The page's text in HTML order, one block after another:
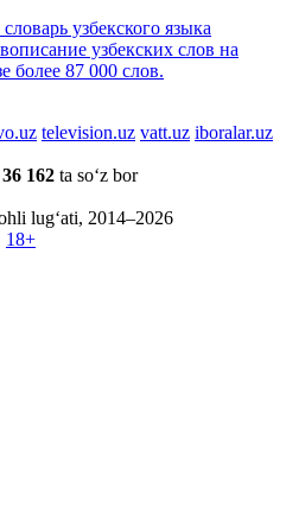
узбекского языка
узбекских слов на
более 87 000 слов.
television.uz vatt.uz iboralar.uz
36 162 ta so‘z bor
lug‘ati, 2014–2026
18+